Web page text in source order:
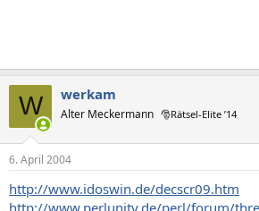
W werkam
Alter Meckermann 🎅Rätsel-Elite ’14
6. April 2004
http://www.idoswin.de/decscr09.htm
http://www.perlunity.de/perl/forum/